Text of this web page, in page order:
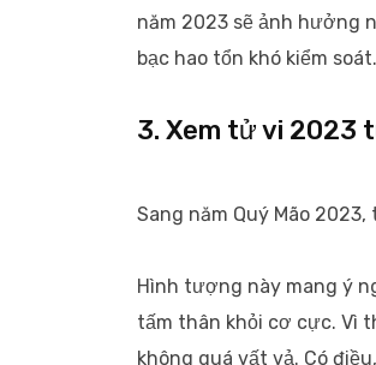
năm 2023 sẽ ảnh hưởng
bạc hao tổn khó kiểm
3. Xem tử vi 2023
Sang năm Quý Mão
Hình tượng này mang ý
tấm thân khỏi cơ cực. Vì
không quá vất vả. Có